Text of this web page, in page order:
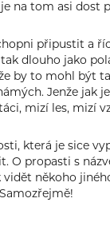
na tom asi dost
připustit a
dlouho jako
by to mohl být
Jenže jak
mizí les, mizí
která je sice
O propasti s
někoho